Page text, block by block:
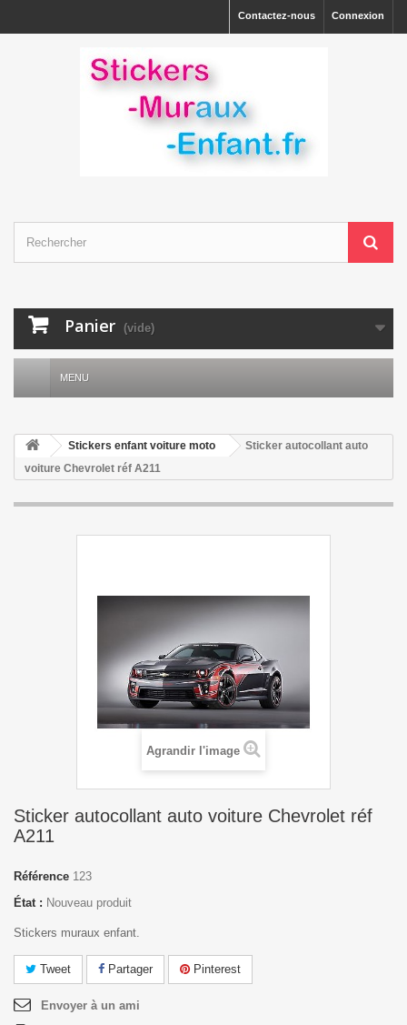
Connexion
Contactez-nous
Panier (vide)
MENU
Stickers enfant voiture moto
Sticker autocollant auto
voiture Chevrolet réf A211
Agrandir l'image
Sticker autocollant auto voiture Chevrolet réf
A211
Référence 123
État : Nouveau produit
Stickers muraux enfant.
Tweet Partager Pinterest
Envoyer à un ami